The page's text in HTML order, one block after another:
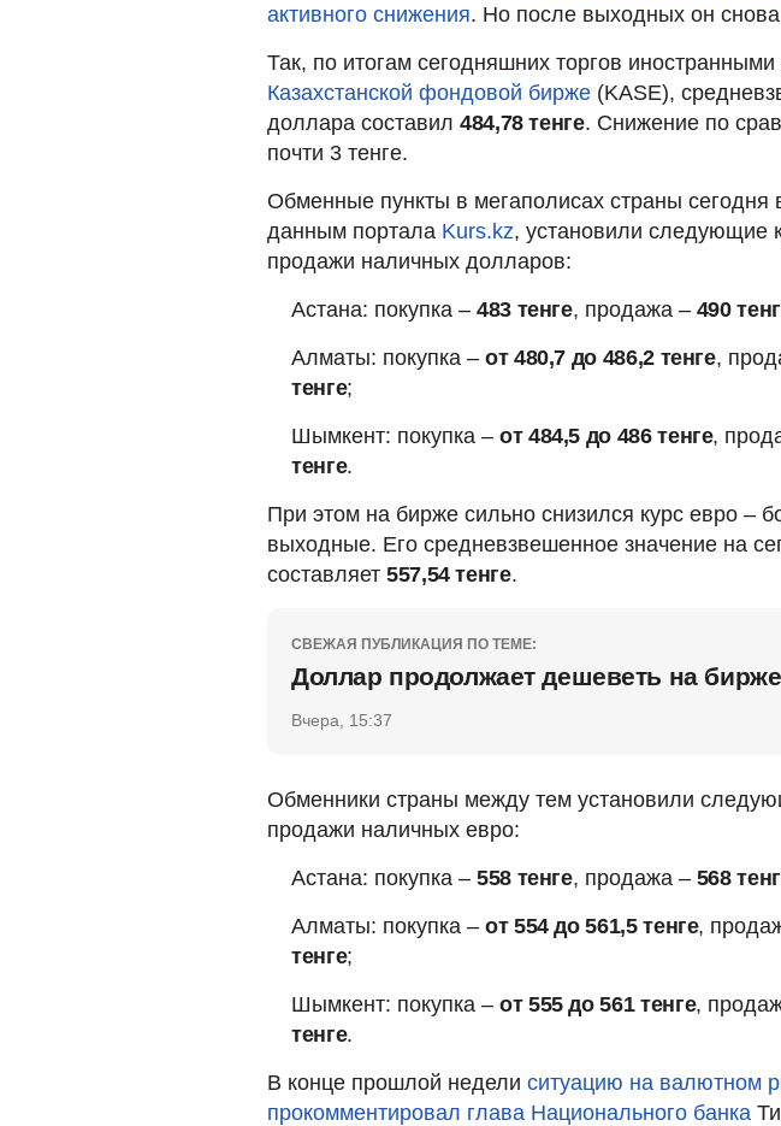
активного снижения. Но после выходных он
Так, по итогам сегодняшних торгов
Казахстанской фондовой бирже (KASE),
доллара составил 484,78 тенге. Снижение по
почти 3 тенге.
Обменные пункты в мегаполисах страны сегодня
данным портала Kurs.kz, установили следующие
продажи наличных долларов:
Астана: покупка – 483 тенге, продажа – 490
Алматы: покупка – от 480,7 до 486,2 тенге,
тенге;
Шымкент: покупка – от 484,5 до 486 тенге,
тенге.
При этом на бирже сильно снизился курс евро –
выходные. Его средневзвешенное значение на
составляет 557,54 тенге.
СВЕЖАЯ ПУБЛИКАЦИЯ ПО ТЕМЕ:
Доллар продолжает дешеветь на бирже
Вчера, 15:37
Обменники страны между тем установили
продажи наличных евро:
Астана: покупка – 558 тенге, продажа – 568
Алматы: покупка – от 554 до 561,5 тенге,
тенге;
Шымкент: покупка – от 555 до 561 тенге,
тенге.
В конце прошлой недели ситуацию на валютном
прокомментировал глава Национального банка